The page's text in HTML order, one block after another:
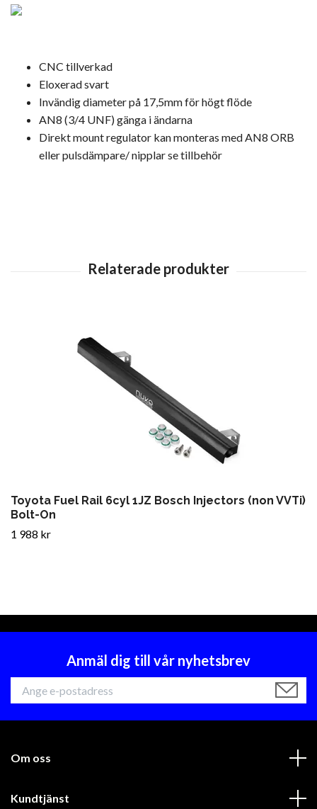
CNC tillverkad
Eloxerad svart
Invändig diameter på 17,5mm för högt flöde
AN8 (3/4 UNF) gänga i ändarna
Direkt mount regulator kan monteras med AN8 ORB
eller pulsdämpare/ nipplar se tillbehör
Toyota Fuel Rail 6cyl 1JZ Bosch Injectors (non VVTi)
Bolt-On
1 988 kr
Anmäl dig till vår nyhetsbrev
Om oss
Kundtjänst